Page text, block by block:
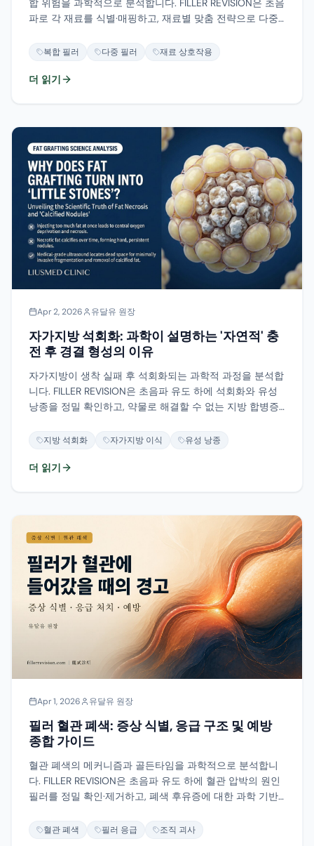
합 위험을 과학적으로 분석합니다. FILLER REVISION은 초음
파로 각 재료를 식별·매핑하고, 재료별 맞춤 전략으로 다중
복합 필러 다중 필러 재료 상호작용
더 읽기
Apr 2, 2026 유달유 원장
자가지방 석회화: 과학이 설명하는 '자연적' 충
전 후 경결 형성의 이유
자가지방이 생착 실패 후 석회화되는 과학적 과정을 분석합
니다. FILLER REVISION은 초음파 유도 하에 석회화와 유성
낭종을 정밀 확인하고, 약물로 해결할 수 없는 지방 합병증
지방 석회화 자가지방 이식 유성 낭종
더 읽기
Apr 1, 2026 유달유 원장
필러 혈관 폐색: 증상 식별, 응급 구조 및 예방
종합 가이드
혈관 폐색의 메커니즘과 골든타임을 과학적으로 분석합니
다. FILLER REVISION은 초음파 유도 하에 혈관 압박의 원인
필러를 정밀 확인·제거하고, 폐색 후유증에 대한 과학 기반
혈관 폐색 필러 응급 조직 괴사